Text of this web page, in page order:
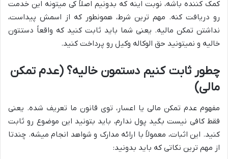
کمک کننده باشه، نوبت اینه که بدونیم اصلاً کی میتونه این خدمت
رو دریافت کنه. مهم ترین شرط، همونطور که از اسمش پیداست،
نداشتن تمکن مالیه. یعنی شما باید ثابت کنید که واقعاً دستتون
خالیه و نمیتونید حق الوکاله وکیل رو پرداخت کنید.
چطور ثابت کنیم دستمون خالیه؟ (عدم تمکن
مالی)
مفهوم عدم تمکن مالی یا اعسار، توی قانون ما تعریف شده. یعنی
فقط کافی نیست بگید پول ندارم، باید بتونید این موضوع رو ثابت
کنید. این اثبات، معمولاً با ارائه مدارک و شواهد انجام میشه. چندتا
از مهم ترین نکاتی که باید بدونید: